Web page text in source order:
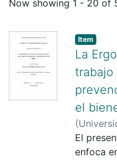
Now showing 1 - 20 of
Item
La
trabajo
el
(
Wesly
El
enfoca